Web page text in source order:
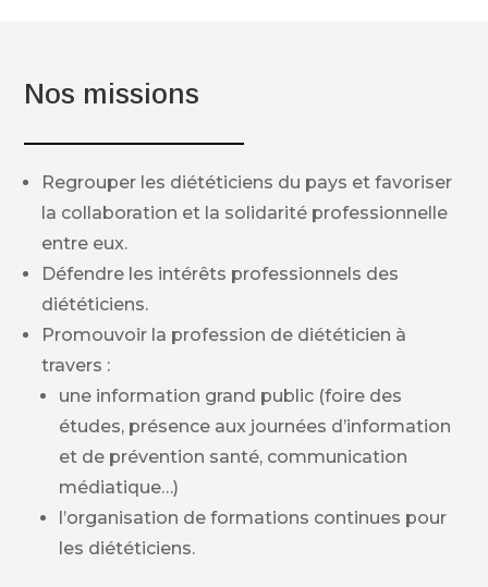
Nos missions
Regrouper les diététiciens du pays et favoriser
la collaboration et la solidarité professionnelle
entre eux.
Défendre les intérêts professionnels des
diététiciens.
Promouvoir la profession de diététicien à
travers :
une information grand public (foire des
études, présence aux journées d’information
et de prévention santé, communication
médiatique…)
l’organisation de formations continues pour
les diététiciens.